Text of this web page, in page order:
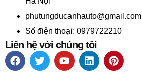
phutungducanhauto@gmail.com
Số điện thoại: 0979722210
Liên hệ với chúng tôi